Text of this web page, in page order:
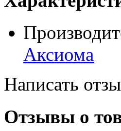
Аксиома
Написать
Отзывы о